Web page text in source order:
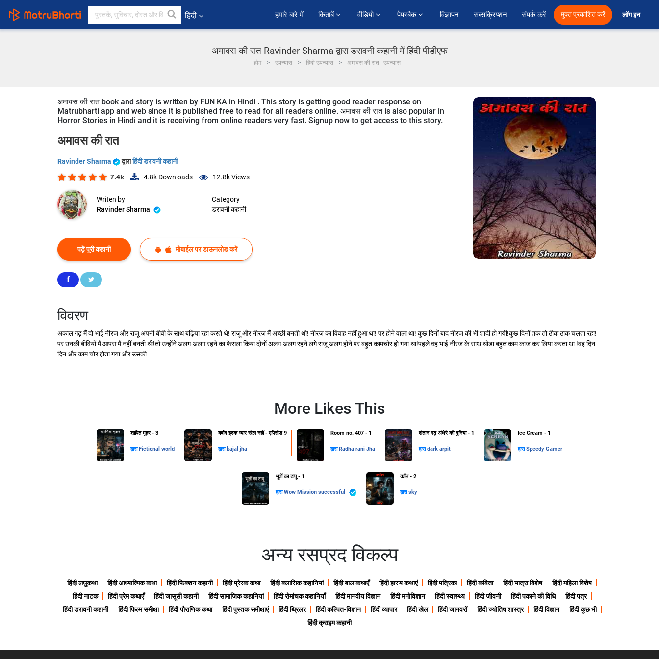
हिंदी हमारे बारे में किताबें वीडियो पेपरबैक विज्ञापन सब्सक्रिप्शन संपर्क करें मुक्त प्रकाशित करें लॉग इन
अमावस की रात Ravinder Sharma द्वारा डरावनी कहानी में हिंदी पीडीएफ
होम उपन्यास हिंदी उपन्यास अमावस की रात - उपन्यास
अमावस की रात book and story is written by FUN KA in Hindi . This story is getting good reader response on
Matrubharti app and web since it is published free to read for all readers online. अमावस की रात is also popular in
Horror Stories in Hindi and it is receiving from online readers very fast. Signup now to get access to this story.
अमावस की रात
Ravinder Sharma द्वाराहिंदी डरावनी कहानी
7.4k 4.8k Downloads 12.8kViews
Writen by
Ravinder Sharma
Category
डरावनी कहानी
पढ़ें पूरी कहानी मोबाईल पर डाऊनलोड करें
विवरण
अकाल गढ़ मैं दो भाई नीरज और राजू अपनी बीवी के साथ बढ़िया रहा करते थे! राजू और नीरज मैं अच्छी बनती थी! नीरज का विवाह नहीं हुआ था! पर होने वाला था! कुछ दिनों बाद नीरज की भी शादी हो गयी!कुछ दिनों तक तो ठीक ठाक चलता रहा!
पर उनकी बीवियों मैं आपस मैं नहीं बनती थी!तो उन्होंने अलग-अलग रहने का फेसला किया दोनों अलग-अलग रहने लगे राजू अलग होने पर बहुत कामचोर हो गया था!पहले वह भाई नीरज के साथ थोडा बहुत काम काज कर लिया करता था !वह दिन
दिन और काम चोर होता गया और उसकी
More Likes This
शापित मुहर - 3
द्वारा Fictional world
बर्बाद इश्क प्यार खेल नहीं - एपिसोड 9
द्वारा kajal jha
Room no. 407 - 1
द्वारा Radha rani Jha
शैतान गढ़ अंधेरे की दुनिया - 1
द्वाराdark arpit
Ice Cream - 1
द्वाराSpeedy Gamer
भूतों का टापू - 1
द्वाराWow Mission successful
कॉल - 2
द्वाराsky
अन्य रसप्रद विकल्प
हिंदी लघुकथा हिंदी आध्यात्मिक कथा हिंदी फिक्शन कहानी हिंदी प्रेरक कथा हिंदी क्लासिक कहानियां हिंदी बाल कथाएँ हिंदी हास्य कथाएं हिंदी पत्रिका हिंदी कविता हिंदी यात्रा विशेष
हिंदी महिला विशेष
हिंदी नाटक
हिंदी प्रेम कथाएँ हिंदी जासूसी कहानी हिंदी सामाजिक कहानियां हिंदी रोमांचक कहानियाँ हिंदी मानवीय विज्ञान हिंदी मनोविज्ञान हिंदी स्वास्थ्य हिंदी जीवनी हिंदी पकाने की विधि
हिंदी पत्र
हिंदी डरावनी कहानी
हिंदी फिल्म समीक्षा हिंदी पौराणिक कथा हिंदी पुस्तक समीक्षाएं हिंदी थ्रिलर हिंदी कल्पित-विज्ञान हिंदी व्यापार हिंदी खेल हिंदी जानवरों हिंदी ज्योतिष शास्त्र हिंदी विज्ञान
हिंदी कुछ भी
हिंदी क्राइम कहानी